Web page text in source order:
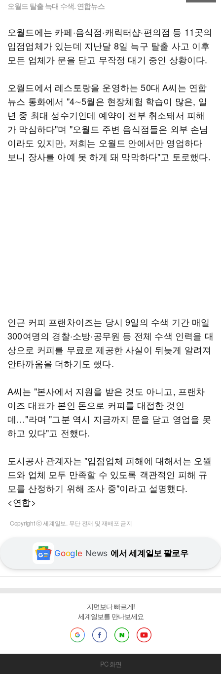
오월드 탈출 늑대 수색. 연합뉴스
오월드에는 카페·음식점·캐릭터샵·편의점 등 11곳의
입점업체가 있는데 지난달 8일 늑구 탈출 사고 이후
모든 업체가 문을 닫고 무작정 대기 중인 상황이다.
오월드에서 레스토랑을 운영하는 50대 A씨는 연합
뉴스 통화에서 "4∼5월은 현장체험 학습이 많은, 일
년 중 최대 성수기인데 예약이 전부 취소돼서 피해
가 막심하다"며 "오월드 주변 음식점들은 외부 손님
이라도 있지만, 저희는 오월드 안에서만 영업하다
보니 장사를 아예 못 하게 돼 막막하다"고 토로했다.
인근 커피 프랜차이즈는 당시 9일의 수색 기간 매일
300여명의 경찰·소방·공무원 등 전체 수색 인력을 대
상으로 커피를 무료로 제공한 사실이 뒤늦게 알려져
안타까움을 더하기도 했다.
A씨는 "본사에서 지원을 받은 것도 아니고, 프랜차
이즈 대표가 본인 돈으로 커피를 대접한 것인
데…"라며 "그분 역시 지금까지 문을 닫고 영업을 못
하고 있다"고 전했다.
도시공사 관계자는 "입점업체 피해에 대해서는 오월
드와 업체 모두 만족할 수 있도록 객관적인 피해 규
모를 산정하기 위해 조사 중"이라고 설명했다.
<연합>
Copyright ⓒ 세계일보. 무단 전재 및 재배포 금지
Google News 에서 세계일보 팔로우
지면보다 빠르게!
세계일보를 만나보세요
PC 화면